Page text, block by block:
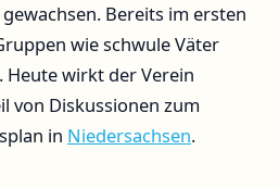
Bereits im ersten
wie schwule Väter
Heute wirkt der Verein
von Diskussionen zum
in Niedersachsen.